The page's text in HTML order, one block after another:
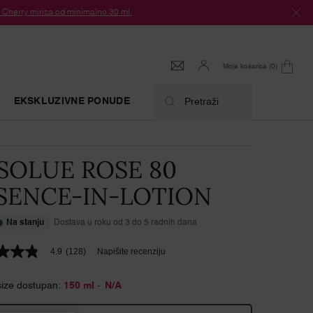
Cherry mirisa od minimalno 30 ml.
Moja košarica 0
0 proizvod
EKSKLUZIVNE PONUDE Pretraži
ROSE 80
IN-LOTION
Na stanju Dostava u roku od 3 do 5 radnih dana
4.9 (128) Napišite recenziju
dostupan: 150 ml - N/A